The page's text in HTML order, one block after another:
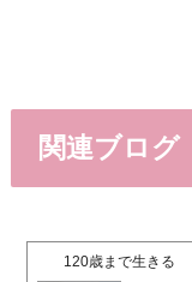
関連ブログ
120歳まで生きる